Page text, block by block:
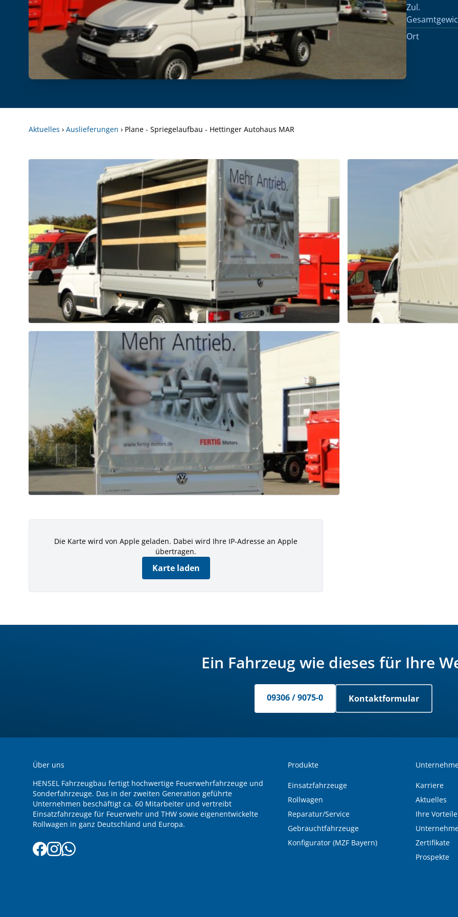
Zul.
Ort
Aktuelles › Auslieferungen › Plane - Spriegelaufbau - Hettinger Autohaus MAR
Die Karte wird von Apple geladen. Dabei wird Ihre IP-Adresse an Apple
übertragen.
Karte laden
Ein Fahrzeug wie dieses für Ihre
09306 / 9075-0 Kontaktformular
Über uns
HENSEL Fahrzeugbau fertigt hochwertige Feuerwehrfahrzeuge und
Sonderfahrzeuge. Das in der zweiten Generation geführte
Unternehmen beschäftigt ca. 60 Mitarbeiter und vertreibt
Einsatzfahrzeuge für Feuerwehr und THW sowie eigenentwickelte
Rollwagen in ganz Deutschland und Europa.
Produkte
Einsatzfahrzeuge
Rollwagen
Reparatur/Service
Gebrauchtfahrzeuge
Konfigurator (MZF Bayern)
Karriere
Aktuelles
Ihre Vorteile
Zertifikate
Prospekte